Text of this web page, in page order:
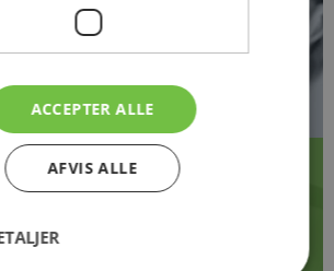
godt helbred
ACCEPTER ALLE
AFVIS ALLE